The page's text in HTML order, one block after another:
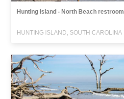
Hunting Island - North Beach restroom
HUNTING ISLAND, SOUTH CAROLINA